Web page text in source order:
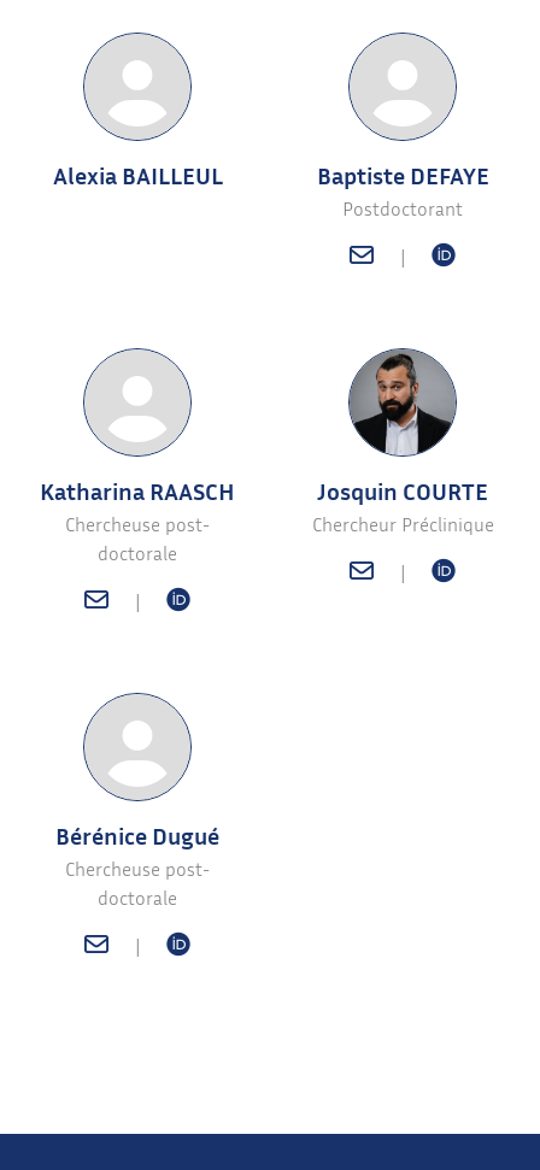
Alexia BAILLEUL Baptiste DEFAYE
Postdoctorant
|
Katharina RAASCH
Chercheuse post-
doctorale
|
Josquin COURTE
Chercheur Préclinique
|
Bérénice Dugué
Chercheuse post-
doctorale
|